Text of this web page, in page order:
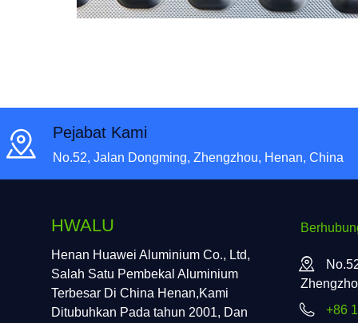
Pejabat Kami
No.52, Jalan Dongming, Zhengzhou, Henan, China
HWALU
Henan Huawei Aluminium Co., Ltd,
Salah Satu Pembekal Aluminium
Terbesar Di China Henan,Kami
Ditubuhkan Pada tahun 2001, Dan
+86